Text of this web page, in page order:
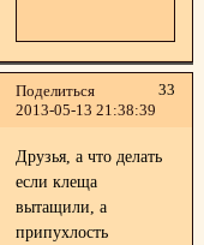
Поделиться
33
2013-05-13 21:38:39
Друзья, а что делать
если клеща
вытащили, а
припухлость